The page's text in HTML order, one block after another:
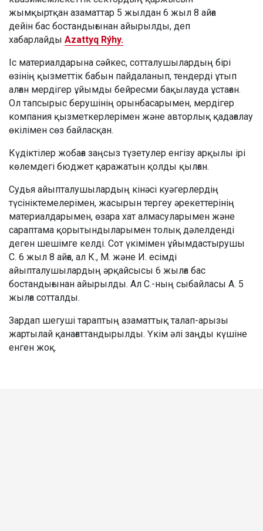
жымқыртқан азаматтар 5 жылдан 6 жыл 8 айға
дейін бас бостандығынан айырылды, деп
хабарлайды Azattyq Rýhy.
Іс материалдарына сәйкес, сотталушылардың бірі
өзінің қызметтік бабын пайдаланып, тендерді ұтып
алған мердігер ұйымды бейресми бақылауда ұстаған.
Ол тапсырыс берушінің орынбасарымен, мердігер
компания қызметкерлерімен және авторлық қадағалау
өкілімен сөз байласқан.
Күдіктілер жобаға заңсыз түзетулер енгізу арқылы ірі
көлемдегі бюджет қаражатын қолды қылған.
Судья айыпталушылардың кінәсі куәгерлердің
түсініктемелерімен, жасырын тергеу әрекеттерінің
материалдарымен, өзара хат алмасуларымен және
сараптама қорытындыларымен толық дәлелденді
деген шешімге келді. Сот үкімімен ұйымдастырушы
С. 6 жыл 8 айға, ал К., М. және И. есімді
айыпталушылардың әрқайсысы 6 жылға бас
бостандығынан айырылды. Ал С.-ның сыбайласы А. 5
жылға сотталды.
Зардап шегуші тараптың азаматтық талап-арызы
жартылай қанағаттандырылды. Үкім әлі заңды күшіне
енген жоқ.